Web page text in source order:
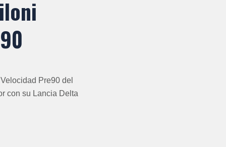
Pre90 del
con su Lancia Delta